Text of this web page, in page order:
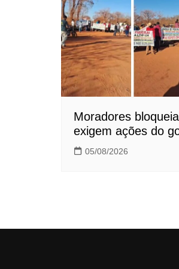
Moradores
exigem ações do
05/08/2026